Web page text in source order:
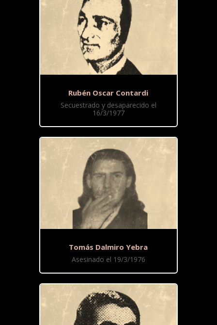
Rubén Oscar Contardi
Secuestrado y desaparecido el
16/3/1977
Tomás Dalmiro Yebra
Asesinado el 19/3/1976